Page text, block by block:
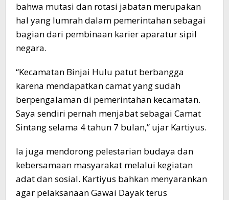
bahwa mutasi dan rotasi jabatan merupakan
hal yang lumrah dalam pemerintahan sebagai
bagian dari pembinaan karier aparatur sipil
negara.
“Kecamatan Binjai Hulu patut berbangga
karena mendapatkan camat yang sudah
berpengalaman di pemerintahan kecamatan.
Saya sendiri pernah menjabat sebagai Camat
Sintang selama 4 tahun 7 bulan,” ujar Kartiyus.
Ia juga mendorong pelestarian budaya dan
kebersamaan masyarakat melalui kegiatan
adat dan sosial. Kartiyus bahkan menyarankan
agar pelaksanaan Gawai Dayak terus